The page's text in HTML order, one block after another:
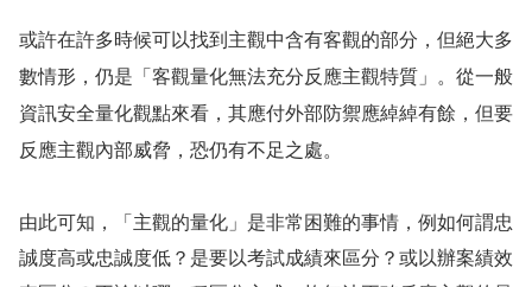
或許在許多時候可以找到主觀中含有客觀的部分，但絕大多
數情形，仍是「客觀量化無法充分反應主觀特質」。從一般
資訊安全量化觀點來看，其應付外部防禦應綽綽有餘，但要
反應主觀內部威脅，恐仍有不足之處。
由此可知，「主觀的量化」是非常困難的事情，例如何謂忠
誠度高或忠誠度低？是要以考試成績來區分？或以辦案績效